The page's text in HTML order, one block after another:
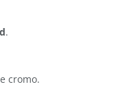
.
cromo.